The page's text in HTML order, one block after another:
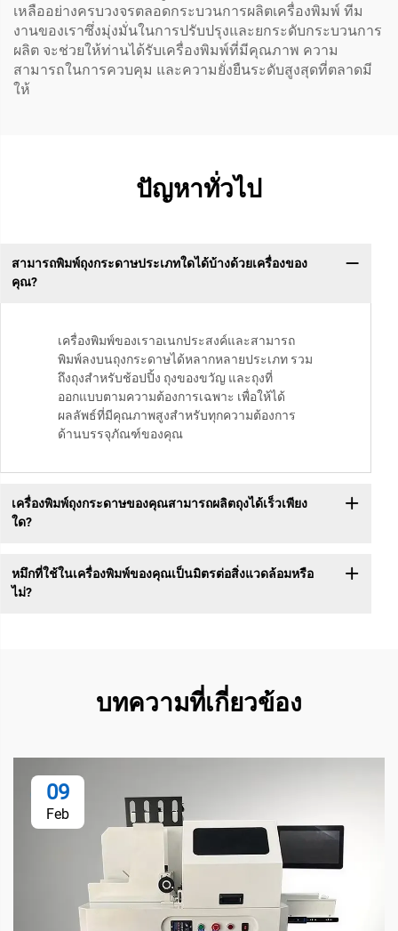
เหลืออย่างครบวงจรตลอดกระบวนการผลิตเครื่องพิมพ์ ทีม
งานของเราซึ่งมุ่งมั่นในการปรับปรุงและยกระดับกระบวนการ
ผลิต จะช่วยให้ท่านได้รับเครื่องพิมพ์ที่มีคุณภาพ ความ
สามารถในการควบคุม และความยั่งยืนระดับสูงสุดที่ตลาดมี
ให้
ปัญหาทั่วไป
สามารถพิมพ์ถุงกระดาษประเภทใดได้บ้างด้วยเครื่องของ
คุณ?
เครื่องพิมพ์ของเราอเนกประสงค์และสามารถ
พิมพ์ลงบนถุงกระดาษได้หลากหลายประเภท รวม
ถึงถุงสำหรับช้อปปิ้ง ถุงของขวัญ และถุงที่
ออกแบบตามความต้องการเฉพาะ เพื่อให้ได้
ผลลัพธ์ที่มีคุณภาพสูงสำหรับทุกความต้องการ
ด้านบรรจุภัณฑ์ของคุณ
เครื่องพิมพ์ถุงกระดาษของคุณสามารถผลิตถุงได้เร็วเพียง
ใด?
หมึกที่ใช้ในเครื่องพิมพ์ของคุณเป็นมิตรต่อสิ่งแวดล้อมหรือ
ไม่?
บทความที่เกี่ยวข้อง
09
Feb